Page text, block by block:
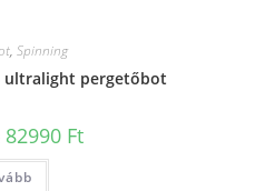
, Spinning
ultralight pergetőbot
Original
price
was:
114900 Ft.
82990 FtCurrent
price